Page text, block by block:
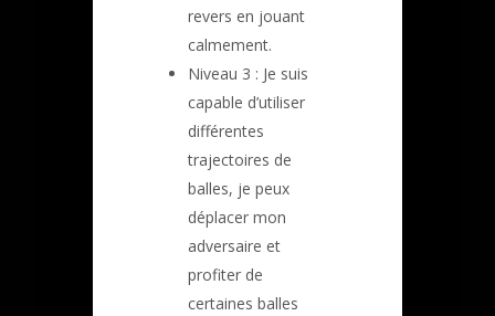
revers en jouant
calmement.
Niveau 3 : Je suis
capable d’utiliser
différentes
trajectoires de
balles, je peux
déplacer mon
adversaire et
profiter de
certaines balles